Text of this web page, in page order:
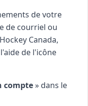
de votre
de courriel ou
Canada,
de l'icône
compte» dans le